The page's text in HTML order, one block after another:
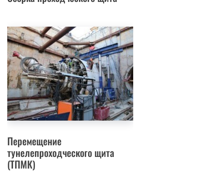
Перемещение
тунелепроходческого щита
(ТПМК)